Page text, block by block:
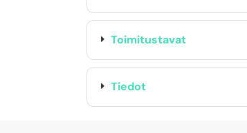
Toimitustavat
Tiedot